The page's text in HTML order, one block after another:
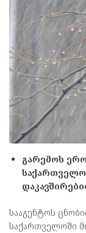
გარემოს
სააგენტოს
საქართველოში